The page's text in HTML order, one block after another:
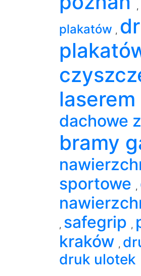
,
plakatów ,
laserem
dachowe
bramy
sportowe ,
, safegrip ,
kraków ,
druk ulotek